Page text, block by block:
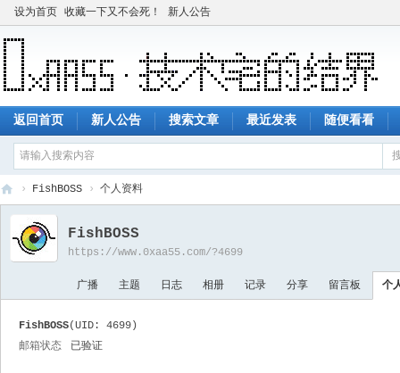
设为首页 收藏一下又不会死！ 新人公告
返回首页 新人公告 搜索文章 最近发表 随便看看
技
术
宅
› FishBOSS › 个人资料
FishBOSS
https://www.0xaa55.com/?4699
广播 主题 日志 相册 记录 分享 留言板 个
FishBOSS(UID: 4699)
邮箱状态
已验证